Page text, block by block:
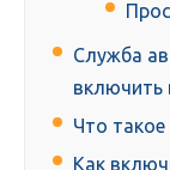
Служба
включить
Что
Как